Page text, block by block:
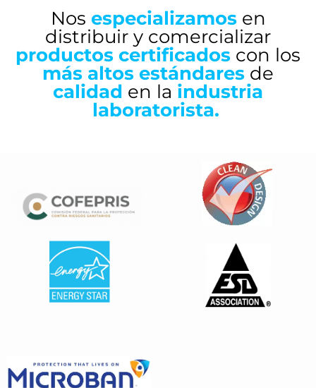
Nos especializamos en
distribuir y comercializar
productos certificados con los
más altos estándares de
calidad en la industria
laboratorista.